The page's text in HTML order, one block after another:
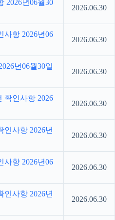
2026년06월30
2026.06.30
사항 2026년06
2026.06.30
년06월30일
2026.06.30
확인사항 2026
2026.06.30
인사항 2026년
2026.06.30
사항 2026년06
2026.06.30
인사항 2026년
2026.06.30